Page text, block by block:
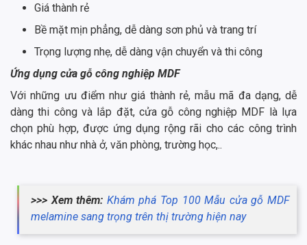
Giá thành rẻ
Bề mặt mịn phẳng, dễ dàng sơn phủ và trang trí
Trọng lượng nhẹ, dễ dàng vận chuyển và thi công
Ứng dụng cửa gỗ công nghiệp MDF
Với những ưu điểm như giá thành rẻ, mẫu mã đa dạng, dễ
dàng thi công và lắp đặt, cửa gỗ công nghiệp MDF là lựa
chọn phù hợp, được ứng dụng rộng rãi cho các công trình
khác nhau như nhà ở, văn phòng, trường học,..
>>> Xem thêm: Khám phá Top 100 Mẫu cửa gỗ MDF
melamine sang trọng trên thị trường hiện nay